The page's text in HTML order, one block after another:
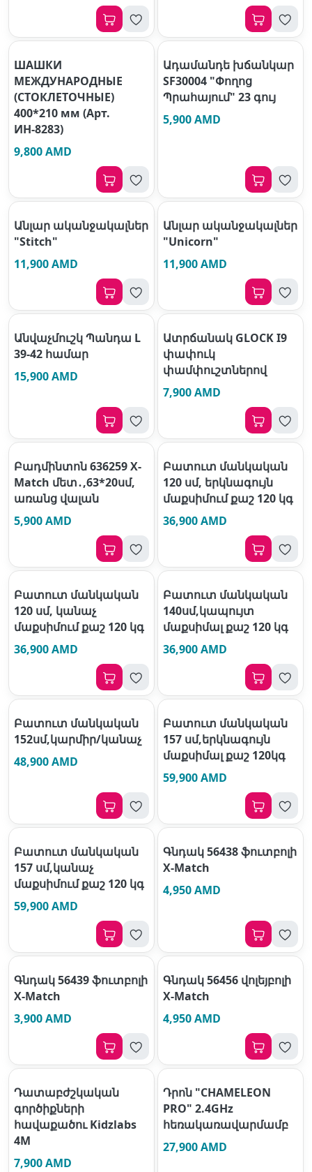
ШАШКИ
МЕЖДУНАРОДНЫЕ
(СТОКЛЕТОЧНЫЕ)
400*210 мм (Арт.
ИН-8283)
9,800 AMD
Ադամանդե խճանկար
SF30004 "Փողոց
Պրահայում" 23 գույ
5,900 AMD
Անլար ականջակալներ
"Stitch"
11,900 AMD
Անլար ականջակալներ
"Unicorn"
11,900 AMD
Անվաչմուշկ Պանդա L
39-42 համար
15,900 AMD
Ատրճանակ GLOCK I9
փափուկ
փամփուշտներով
7,900 AMD
Բադմինտոն 636259 X-
Match մետ․,63*20սմ,
առանց վալան
5,900 AMD
Բատուտ մանկական
120 սմ, երկնագույն
մաքսիմում քաշ 120 կգ
36,900 AMD
Բատուտ մանկական
120 սմ, կանաչ
մաքսիմում քաշ 120 կգ
36,900 AMD
Բատուտ մանկական
140սմ,կապույտ
մաքսիմալ քաշ 120 կգ
36,900 AMD
Բատուտ մանկական
152սմ,կարմիր/կանաչ
48,900 AMD
Բատուտ մանկական
157 սմ,երկնագույն
մաքսիմալ քաշ 120կգ
59,900 AMD
Բատուտ մանկական
157 սմ,կանաչ
մաքսիմում քաշ 120 կգ
59,900 AMD
Գնդակ 56438 ֆուտբոլի
X-Match
4,950 AMD
Գնդակ 56439 ֆուտբոլի
X-Match
3,900 AMD
Գնդակ 56456 վոլեյբոլի
X-Match
4,950 AMD
Դատաբժշկական
գործիքների
հավաքածու Kidzlabs
4M
7,900 AMD
Դրոն "CHAMELEON
PRO" 2.4GHz
հեռակառավարմամբ
27,900 AMD